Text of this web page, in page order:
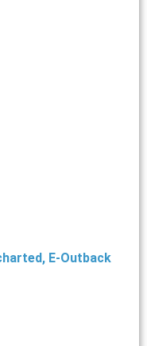
E-Outback